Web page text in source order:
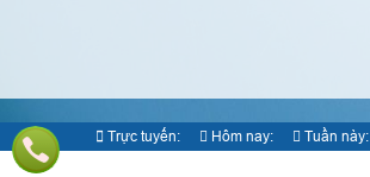
Trực tuyến:
Hôm nay:
Tuần này: